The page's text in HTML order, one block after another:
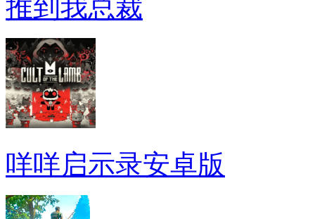
推到我总裁
咩咩启示录安卓版